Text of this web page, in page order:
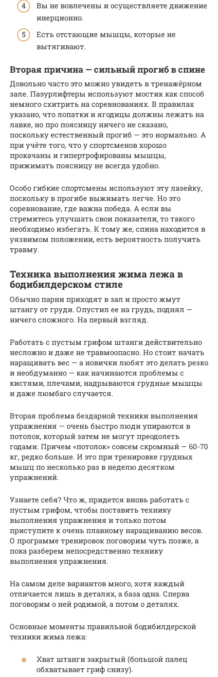
Вы не вовлечены и осуществляете движение
инерционно.
Есть отстающие мышцы, которые не
вытягивают.
Вторая причина — сильный прогиб в спине
Довольно часто это можно увидеть в тренажёрном
зале. Паэурлифтеры используют мостик как способ
немного схитрить на соревнованиях. В правилах
указано, что лопатки и ягодицы должны лежать на
лавке, но про поясницу ничего не сказано,
поскольку естественный прогиб — это нормально. А
при учёте того, что у спортсменов хорошо
прокачаны и гипертрофированы мышцы,
прижимать поясницу не всегда удобно.
Особо гибкие спортсмены используют эту лазейку,
поскольку в прогибе выжимать легче. Но это
соревнование, где важна победа. А если вы
стремитесь улучшать свои показатели, то такого
необходимо избегать. К тому же, спина находится в
уязвимом положении, есть вероятность получить
травму.
Техника выполнения жима лежа в
бодибилдерском стиле
Обычно парни приходят в зал и просто жмут
штангу от груди. Опустил ее на грудь, поднял —
ничего сложного. На первый взгляд.
Работать с пустым грифом штанги действительно
несложно и даже не травмоопасно. Но стоит начать
наращивать вес — а новички любят это делать резко
и необдуманно — как начинаются проблемы с
кистями, плечами, надрываются грудные мышцы
и даже люмбаго случается.
Вторая проблема бездарной техники выполнения
упражнения — очень быстро люди упираются в
потолок, который затем не могут преодолеть
годами. Причем «потолок» совсем скромный — 60-70
кг, редко больше. И это при тренировке грудных
мышц по несколько раз в неделю десятком
упражнений.
Узнаете себя? Что ж, придется вновь работать с
пустым грифом, чтобы поставить технику
выполнения упражнения и только потом
приступите к очень плавному наращиванию весов.
О программе тренировок поговорим чуть позже, а
пока разберем непосредственно технику
выполнения упражнения.
На самом деле вариантов много, хотя каждый
отличается лишь в деталях, а база одна. Сперва
поговорим о ней родимой, а потом о деталях.
Основные моменты правильной бодибилдерской
техники жима лежа:
Хват штанги закрытый (большой палец
обхватывает гриф снизу).